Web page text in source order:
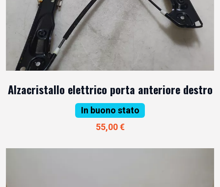
Alzacristallo elettrico porta anteriore destro
In buono stato
55,00 €